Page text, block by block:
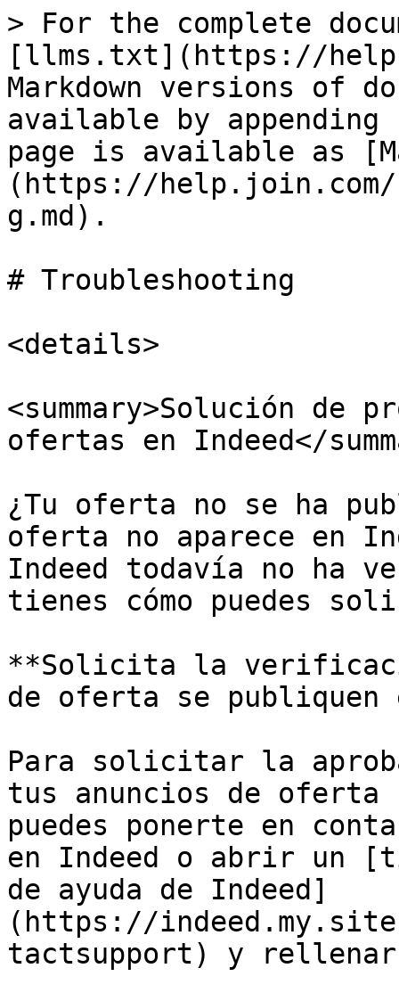
> For the complete
[llms.txt](https://
Markdown versions of
available by
page is available as
(https://help.join.com/
g.md).
# Troubleshooting
<details>
<summary>Solución de
ofertas en Indeed</
¿Tu oferta no se ha
oferta no aparece en
Indeed todavía no ha
tienes cómo puedes
**Solicita la
de oferta se publiquen
Para solicitar la
tus anuncios de oferta
puedes ponerte en
en Indeed o abrir un
de ayuda de Indeed]
(https://
tactsupport) y rellenar